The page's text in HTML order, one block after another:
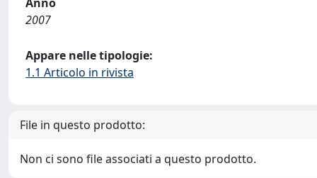
2007
Appare nelle tipologie:
1.1 Articolo in rivista
File in questo prodotto:
Non ci sono file associati a questo prodotto.